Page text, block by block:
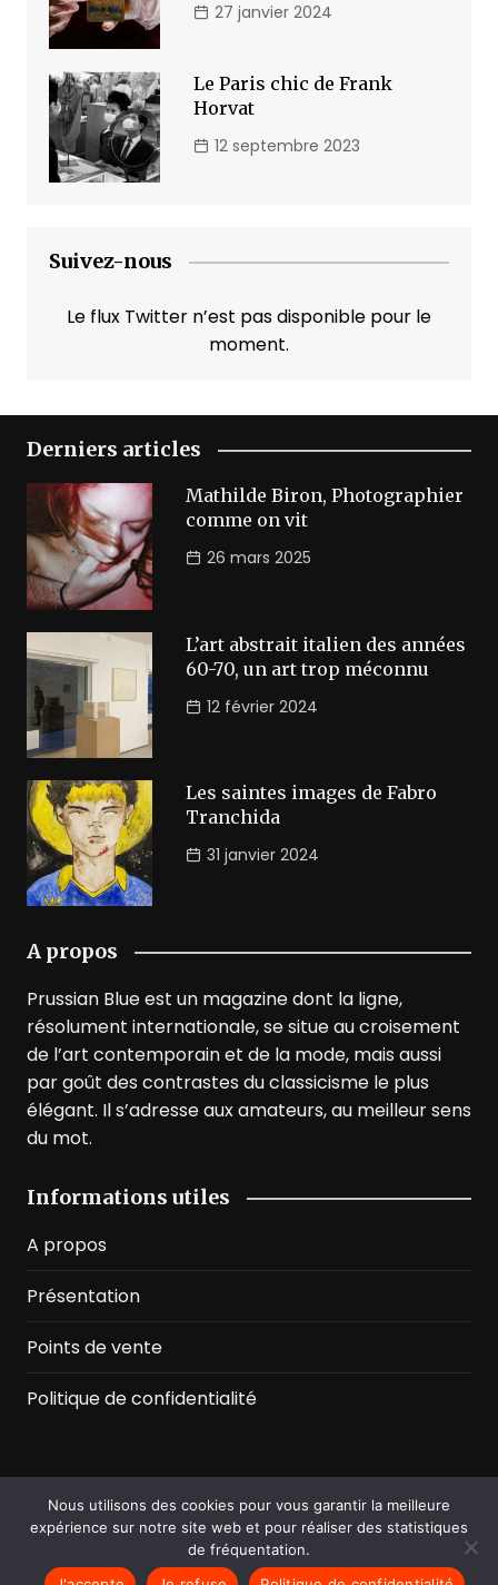
27 janvier 2024
Le Paris chic de Frank
Horvat
12 septembre 2023
Suivez-nous
Le flux Twitter n’est pas disponible pour le
moment.
Derniers articles
Mathilde Biron, Photographier
comme on vit
26 mars 2025
L’art abstrait italien des années
60-70, un art trop méconnu
12 février 2024
Les saintes images de Fabro
Tranchida
31 janvier 2024
A propos
Prussian Blue est un magazine dont la ligne,
résolument internationale, se situe au croisement
de l’art contemporain et de la mode, mais aussi
par goût des contrastes du classicisme le plus
élégant. Il s’adresse aux amateurs, au meilleur sens
du mot.
Informations utiles
A propos
Présentation
Points de vente
Politique de confidentialité
©2026 Prussian Blue. All Rights Reserved
Nous utilisons des cookies pour vous garantir la meilleure
expérience sur notre site web et pour réaliser des statistiques
de fréquentation.